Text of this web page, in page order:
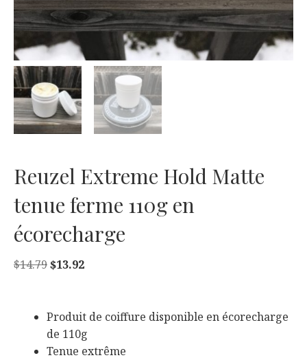
Reuzel Extreme Hold Matte
tenue ferme 110g en
écorecharge
$14.79Le
était :
$14.79.
$13.92Le
est :
$13.92.
Produit de coiffure disponible en écorecharge
de 110g
Tenue extrême